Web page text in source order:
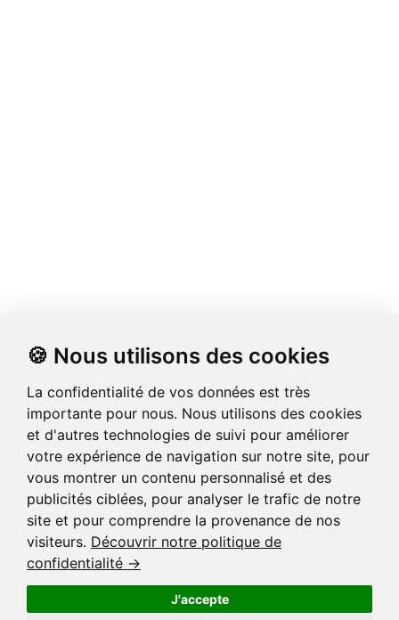
🍪 Nous utilisons des cookies
La confidentialité de vos données est très
importante pour nous. Nous utilisons des cookies
et d'autres technologies de suivi pour améliorer
votre expérience de navigation sur notre site, pour
vous montrer un contenu personnalisé et des
publicités ciblées, pour analyser le trafic de notre
site et pour comprendre la provenance de nos
visiteurs. Découvrir notre politique de
confidentialité →
J'accepte